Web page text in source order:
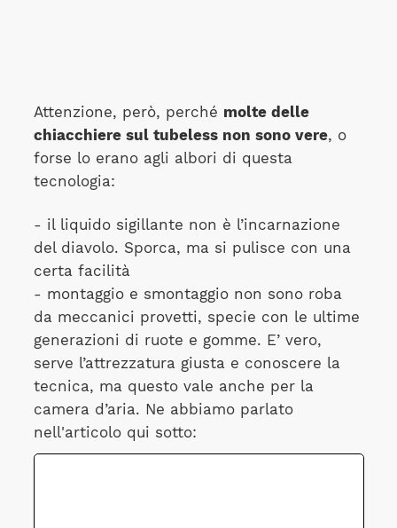
Attenzione, però, perché molte delle
chiacchiere sul tubeless non sono vere, o
forse lo erano agli albori di questa
tecnologia:
- il liquido sigillante non è l’incarnazione
del diavolo. Sporca, ma si pulisce con una
certa facilità
- montaggio e smontaggio non sono roba
da meccanici provetti, specie con le ultime
generazioni di ruote e gomme. E’ vero,
serve l’attrezzatura giusta e conoscere la
tecnica, ma questo vale anche per la
camera d’aria. Ne abbiamo parlato
nell'articolo qui sotto: